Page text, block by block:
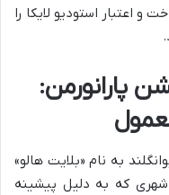
اعتبار استودیو لایکا را
پارانورمن:
به نام «بلایت هالو»
که به دلیل پیشینه